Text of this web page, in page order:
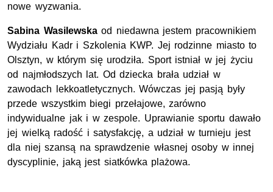
nowe wyzwania.
Sabina Wasilewskaod niedawna jestem pracownikiem
Wydziału Kadr i Szkolenia KWP. Jej rodzinne miasto to
Olsztyn, w którym się urodziła. Sport istniał w jej życiu
od najmłodszych lat. Od dziecka brała udział w
zawodach lekkoatletycznych. Wówczas jej pasją były
przede wszystkim biegi przełajowe, zarówno
indywidualne jak i w zespole. Uprawianie sportu dawało
jej wielką radość i satysfakcję, a udział w turnieju jest
dla niej szansą na sprawdzenie własnej osoby w innej
dyscyplinie, jaką jest siatkówka plażowa.